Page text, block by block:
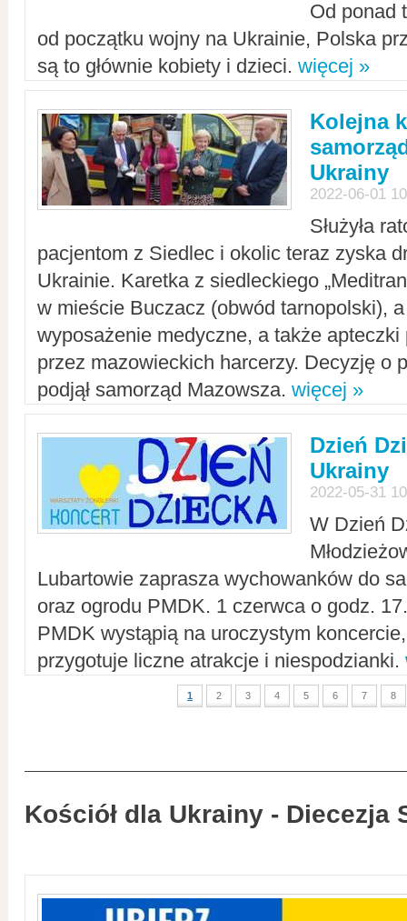
Od ponad
od początku wojny na Ukrainie, Polska
są to głównie kobiety i dzieci. więcej »
Kolejna
Ukrainy
2022-06-01
Służyła
pacjentom z Siedlec i okolic teraz zyska
Ukrainie. Karetka z siedleckiego
w mieście Buczacz (obwód tarnopolski),
wyposażenie medyczne, a także apteczki
przez mazowieckich harcerzy. Decyzję o
podjął samorząd Mazowsza. więcej »
Dzień
Ukrainy
2022-05-31
W Dzień
Lubartowie zaprasza wychowanków do
oraz ogrodu PMDK. 1 czerwca o godz.
PMDK wystąpią na uroczystym
przygotuje liczne atrakcje i niespodzianki.
1 2 3 4 5 6 7 8
Kościół dla Ukrainy - Diecezja